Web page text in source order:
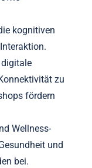
kognitiven
zu
fördern
Wellness-
und
bei.